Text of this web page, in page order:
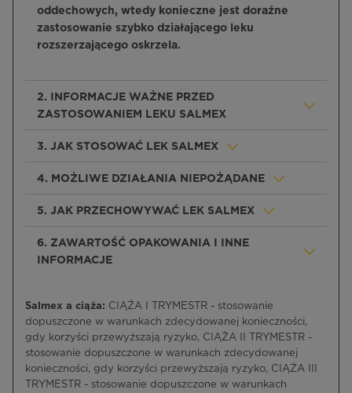
oddechowych, wtedy konieczne jest doraźne
zastosowanie szybko działającego leku
rozszerzającego oskrzela.
2. INFORMACJE WAŻNE PRZED
ZASTOSOWANIEM LEKU SALMEX
3. JAK STOSOWAĆ LEK SALMEX
4. MOŻLIWE DZIAŁANIA NIEPOŻĄDANE
5. JAK PRZECHOWYWAĆ LEK SALMEX
6. ZAWARTOŚĆ OPAKOWANIA I INNE
INFORMACJE
Salmex a ciąża: CIĄŻA I TRYMESTR - stosowanie
dopuszczone w warunkach zdecydowanej konieczności,
gdy korzyści przewyższają ryzyko, CIĄŻA II TRYMESTR -
stosowanie dopuszczone w warunkach zdecydowanej
konieczności, gdy korzyści przewyższają ryzyko, CIĄŻA III
TRYMESTR - stosowanie dopuszczone w warunkach